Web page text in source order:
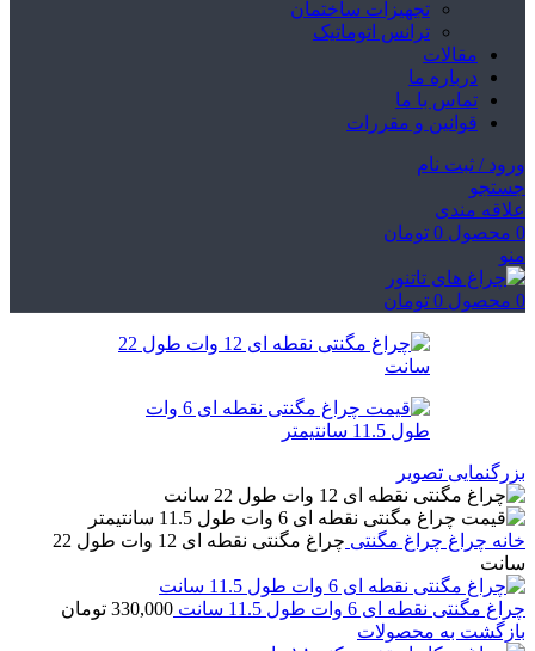
تجهیزات ساختمان
ترانس اتوماتیک
مقالات
درباره ما
تماس با ما
قوانین و مقررات
ورود / ثبت نام
جستجو
علاقه مندی
0 محصول 0 تومان
منو
0 محصول 0 تومان
بزرگنمایی تصویر
خانه چراغ چراغ مگنتی
چراغ مگنتی نقطه ای 12 وات طول 22
سانت
چراغ مگنتی نقطه ای 6 وات طول 11.5 سانت 330,000 تومان
بازگشت به محصولات